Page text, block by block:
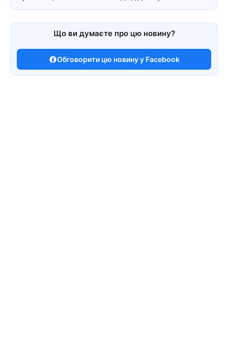
Що ви думаєте про цю новину?
Обговорити цю новину у Facebook